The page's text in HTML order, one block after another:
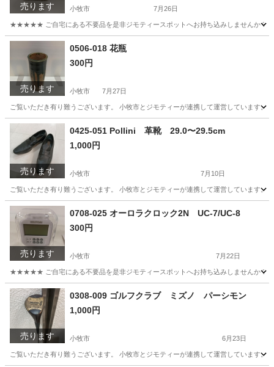
売ります 小牧市 7月26日
★★★★★ ご自宅にある不要品を是非ジモティースポットへお持ち込みしませんか？
愛知 小牧市 かご
売ります
0506-018 花瓶
300円
小牧市 7月27日
ご覧いただき有り難うございます。 小牧市とジモティーが連携して運営していま
愛知 小牧市
売ります
0425-051 Pollini 革靴 29.0〜29.5cm
1,000円
小牧市 7月10日
ご覧いただき有り難うございます。 小牧市とジモティーが連携して運営していま
愛知 小牧市 服/ファッション リユース
売ります
0708-025 オーロラクロック2N UC-7/UC-8
300円
小牧市 7月22日
★★★★★ ご自宅にある不要品を是非ジモティースポットへお持ち込みしませんか？
愛知 小牧市 現地
売ります
0308-009 ゴルフクラブ ミズノ パーシモン
1,000円
小牧市 6月23日
ご覧いただき有り難うございます。 小牧市とジモティーが連携して運営していま